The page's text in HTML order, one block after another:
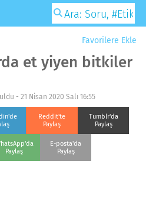
Favorilere Ekle
et yiyen bitkiler
- 21 Nisan 2020 Salı 16:55
Reddit'te
Paylaş
Tumblr'da
Paylaş
Paylaş
E-posta'da
Paylaş